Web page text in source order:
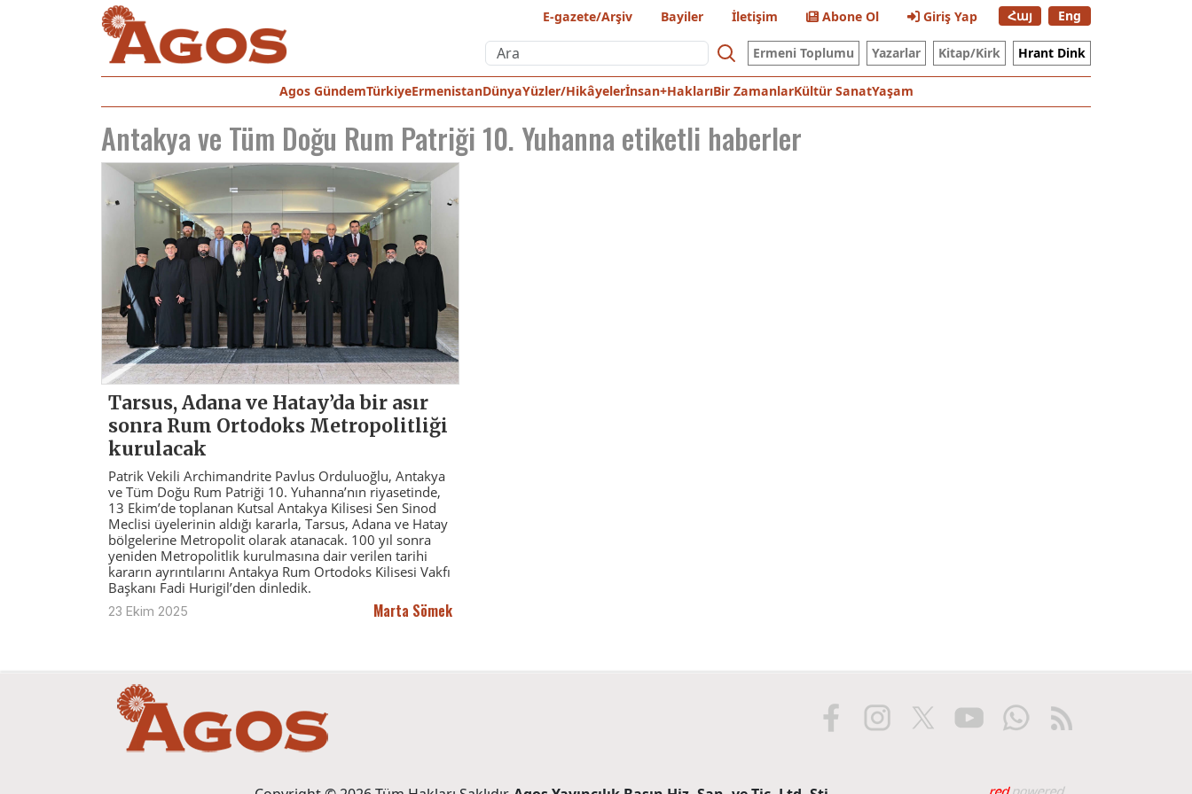
E-gazete/Arşiv Bayiler İletişim Abone Ol Giriş Yap Հայ Eng
Ermeni Toplumu Yazarlar Kitap/Kirk Hrant Dink
Agos GündemTürkiyeErmenistanDünyaYüzler/Hikâyelerİnsan+HaklarıBir ZamanlarKültür SanatYaşam
Antakya ve Tüm Doğu Rum Patriği 10. Yuhanna etiketli haberler
Tarsus, Adana ve Hatay’da bir asır
sonra Rum Ortodoks Metropolitliği
kurulacak
Patrik Vekili Archimandrite Pavlus Orduluoğlu, Antakya
ve Tüm Doğu Rum Patriği 10. Yuhanna’nın riyasetinde,
13 Ekim’de toplanan Kutsal Antakya Kilisesi Sen Sinod
Meclisi üyelerinin aldığı kararla, Tarsus, Adana ve Hatay
bölgelerine Metropolit olarak atanacak. 100 yıl sonra
yeniden Metropolitlik kurulmasına dair verilen tarihi
kararın ayrıntılarını Antakya Rum Ortodoks Kilisesi Vakfı
Başkanı Fadi Hurigil’den dinledik.
23 Ekim 2025 Marta Sömek